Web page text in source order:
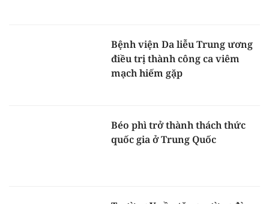
Bệnh viện Da liễu Trung ương
điều trị thành công ca viêm
mạch hiếm gặp
Béo phì trở thành thách thức
quốc gia ở Trung Quốc